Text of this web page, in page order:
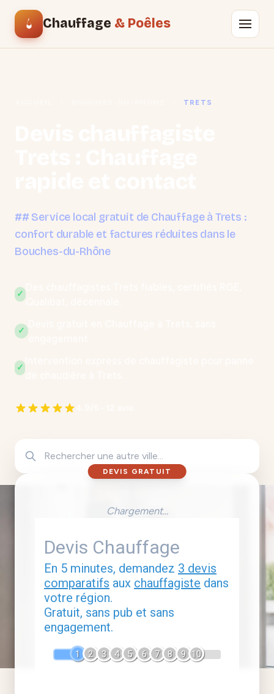
Chauffage & Poêles
TRETS
## Service local gratuit de Chauffage à Trets :
confort durable et factures réduites dans le
Bouches-du-Rhône
✓
✓
✓
DEVIS GRATUIT
Chargement...
Devis Chauffage
En 5 minutes, demandez 3 devis
comparatifs aux chauffagiste dans
votre région.
Gratuit, sans pub et sans
engagement.
1 2 3 4 5 6 7 8 9 10